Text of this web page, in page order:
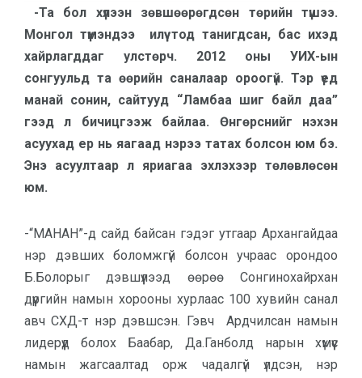
-Та бол хүлээн зөвшөөрөгдсөн төрийн түшээ.
Монгол түмэндээ илүү тод танигдсан, бас ихэд
хайрлагддаг улстөрч. 2012 оны УИХ-ын
сонгуульд та өөрийн саналаар ороогүй. Тэр үед
манай сонин, сайтууд “Ламбаа шиг байл даа”
гээд л бичицгээж байлаа. Өнгөрснийг нэхэн
асуухад ер нь яагаад нэрээ татах болсон юм бэ.
Энэ асуултаар л яриагаа эхлэхээр төлөвлөсөн
юм.
-“МАНАН”-д сайд байсан гэдэг утгаар Архангайдаа
нэр дэвших боломжгүй болсон учраас орондоо
Б.Болорыг дэвшүүлээд өөрөө Сонгинохайрхан
дүүргийн намын хорооны хурлаас 100 хувийн санал
авч СХД-т нэр дэвшсэн. Гэвч Ардчилсан намын
лидерүүд болох Баабар, Да.Ганболд нарын хүмүүс
намын жагсаалтад орж чадалгүй үлдсэн, нэр